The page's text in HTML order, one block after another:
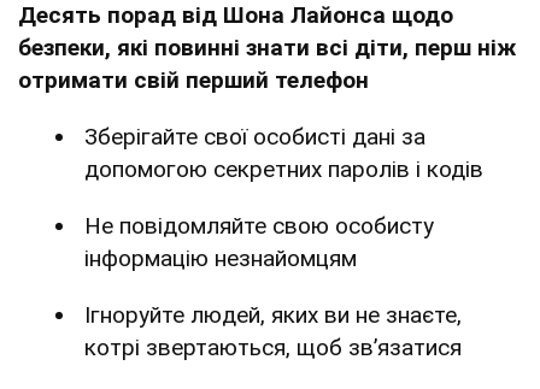
Десять порад від Шона Лайонса щодо
безпеки, які повинні знати всі діти, перш ніж
отримати свій перший телефон
Зберігайте свої особисті дані за
допомогою секретних паролів і кодів
Не повідомляйте свою особисту
інформацію незнайомцям
Ігноруйте людей, яких ви не знаєте,
котрі звертаються, щоб зв’язатися